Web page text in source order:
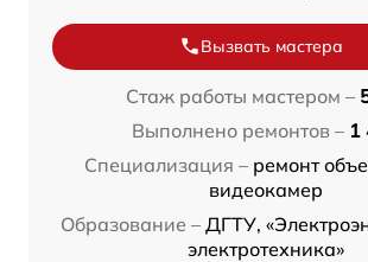
Вызвать мастера
Стаж работы мастером –
Выполнено ремонтов – 1
Специализация – ремонт
видеокамер
Образование – ДГТУ,
электротехника»